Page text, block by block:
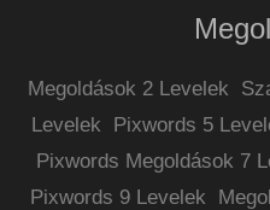
Megoldások 2 Levelek
Levelek
Pixwords 5
Pixwords Megoldások 7
Pixwords 9 Levelek